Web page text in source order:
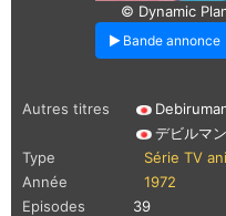
© Dynamic
Bande annonce
Autres titres
デビルマン
Type
Série TV
Année
1972
Episodes
39